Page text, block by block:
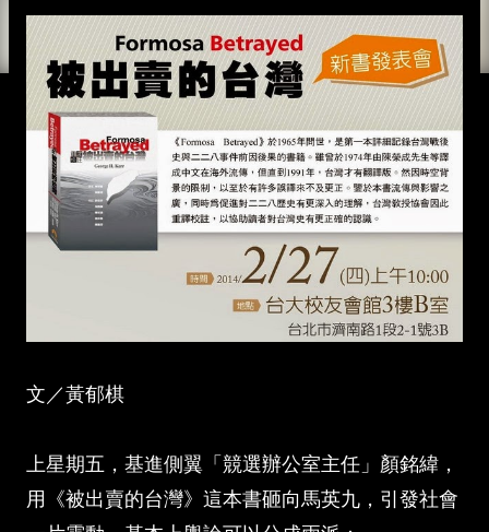
文／黃郁棋
上星期五，基進側翼「競選辦公室主任」顏銘緯，
用《被出賣的台灣》這本書砸向馬英九，引發社會